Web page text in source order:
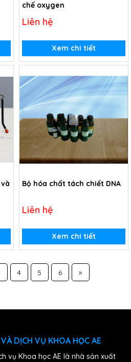
chế oxygen
Liên hệ
Xem chi tiết
Bộ hóa chất tách chiết DNA
Liên hệ
Xem chi tiết
4 5 6 »
DỊCH VỤ KHOA HỌC AE
vụ Khoa học AE là nhà sản xuất